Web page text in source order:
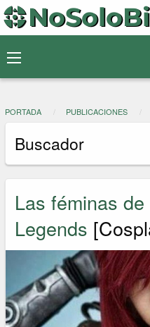
PORTADA PUBLICACIONES
Buscador
Las féminas
Legends